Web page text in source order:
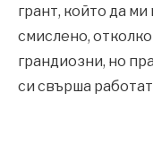
грант, който да
смислено,
грандиозни, но
си свърша